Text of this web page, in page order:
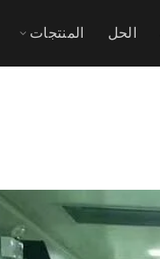
الحل المنتجات